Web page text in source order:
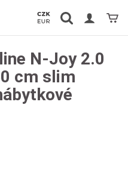
Vyhledávání Košík
N-Joy 2.0
cm slim